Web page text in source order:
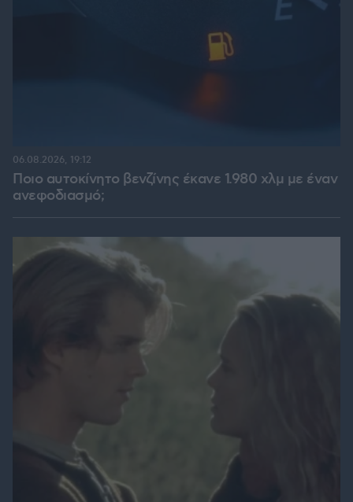
Ποιο αυτοκίνητο βενζίνης έκανε 1.980 χλμ με έναν
ανεφοδιασμό;
06.08.2026, 19:12